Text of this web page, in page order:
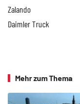
Zalando
Daimler Truck
Mehr zum Thema